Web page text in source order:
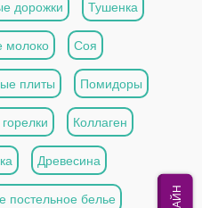
дорожки Тушенка
молоко Соя
плиты Помидоры
Коллаген
Древесина
постельное белье